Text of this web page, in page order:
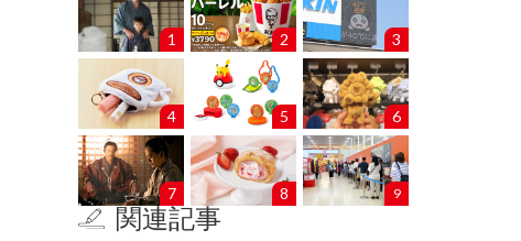
1 2 3
4 5 6
7 8 9
関連記事